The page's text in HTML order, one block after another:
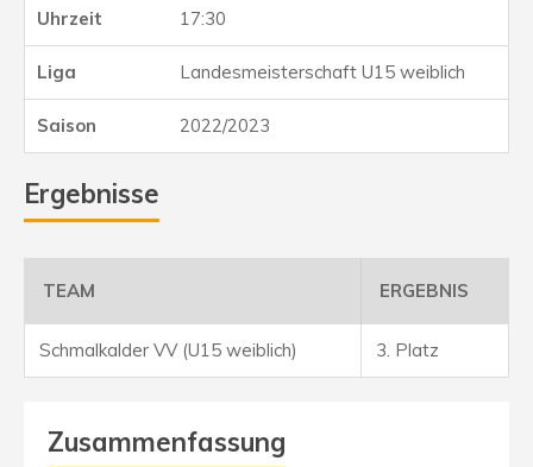
17:30
Landesmeisterschaft U15 weiblich
2022/2023
Ergebnisse
TEAM ERGEBNIS
Schmalkalder VV (U15 weiblich) 3. Platz
Zusammenfassung